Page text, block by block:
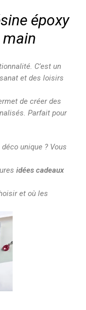
époxy
C’est un
et des loisirs
de créer des
Parfait pour
unique ? Vous
idées cadeaux
et où les